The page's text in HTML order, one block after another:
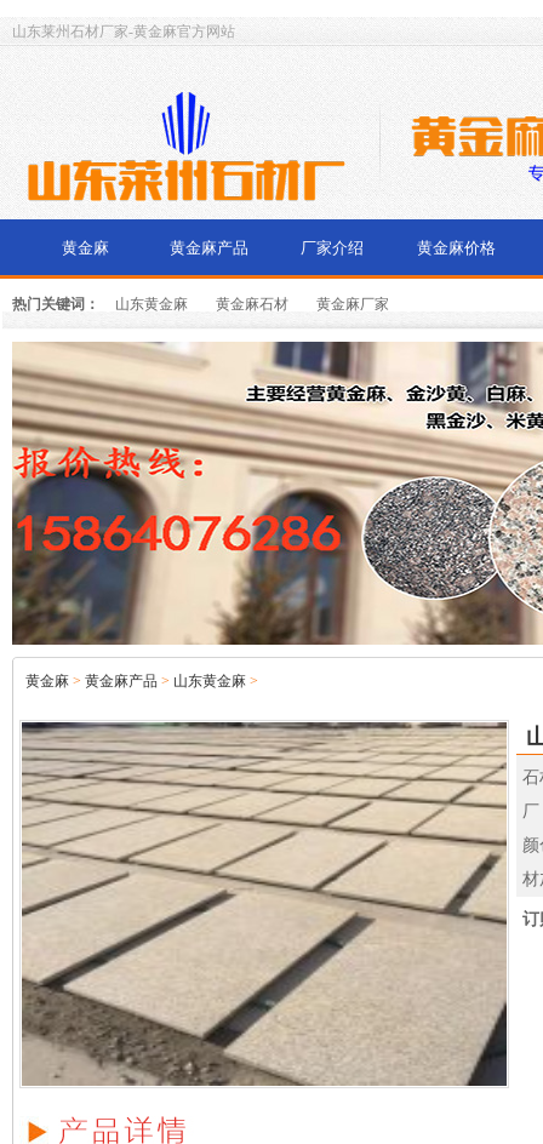
山东莱州石材厂家-黄金麻官方网站
黄金麻 黄金麻产品 厂家介绍 黄金麻价格
热门关键词： 山东黄金麻 黄金麻石材 黄金麻厂家
黄金麻 > 黄金麻产品 > 山东黄金麻 >
石
材
订